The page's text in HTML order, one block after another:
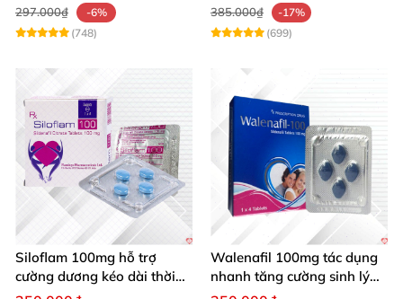
297.000₫
-6%
(748)
385.000₫
-17%
(699)
Siloflam 100mg hỗ trợ
cường dương kéo dài thời
gian xuất tinh sớm Nam giới
Walenafil 100mg tác dụng
nhanh tăng cường sinh lý
chống xuất tinh sớm